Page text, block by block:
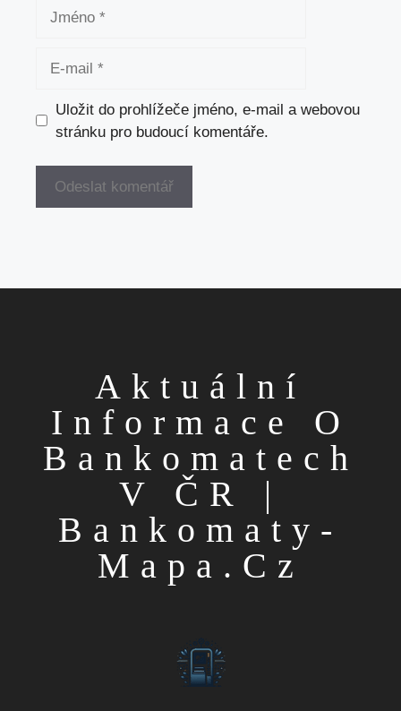
Uložit do prohlížeče jméno, e-mail a webovou
stránku pro budoucí komentáře.
Aktuální
Informace O
Bankomatech
V ČR |
Bankomaty-
Mapa.cz